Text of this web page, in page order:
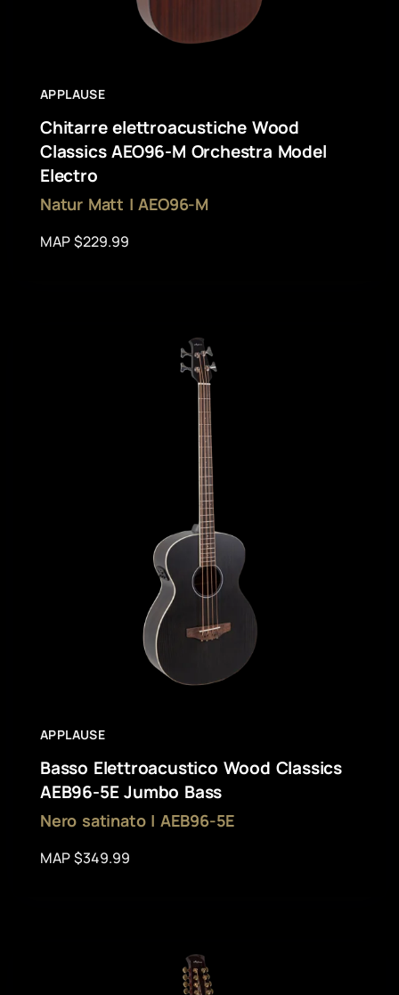
APPLAUSE
Chitarre elettroacustiche Wood
Classics AEO96-M Orchestra Model
Electro
Natur Matt | AEO96-M
MAP $229.99
APPLAUSE
Basso Elettroacustico Wood Classics
AEB96-5E Jumbo Bass
Nero satinato | AEB96-5E
MAP $349.99